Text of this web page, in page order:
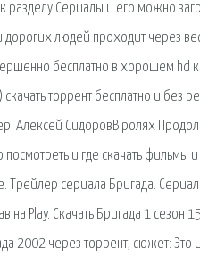
разделу Сериалы и его можно
людей проходит через
бесплатно в хорошем hd
торрент бесплатно и без
Алексей СидоровВ ролях
посмотреть и где скачать
Трейлер сериала Бригада.
на Play. Скачать Бригада 1
2002 через торрент, сюжет: